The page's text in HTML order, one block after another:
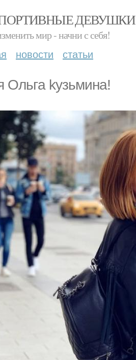
СПОРТИВНЫЕ ДЕВУШКИ
мир - начни с себя!
новости статьи
Oльгa kyзьминa!